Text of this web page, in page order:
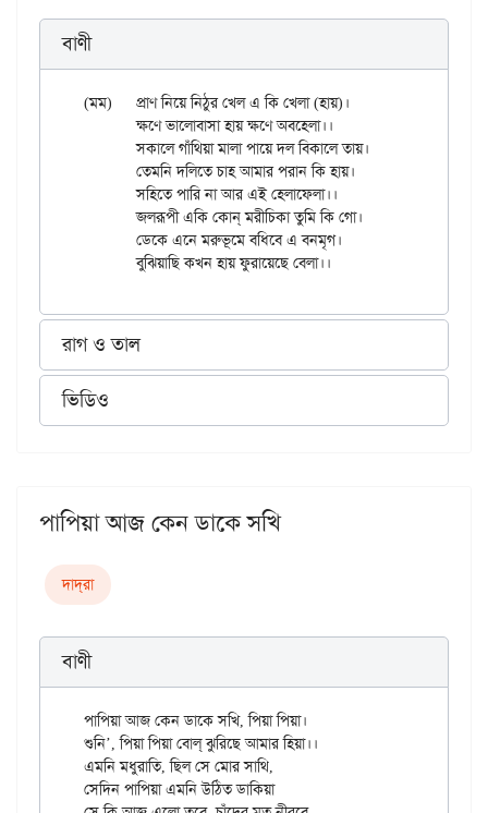
বাণী
(মম)	প্রাণ নিয়ে নিঠুর খেল এ কি খেলা (হায়)।
	ক্ষণে ভালোবাসা হায় ক্ষণে অবহেলা।।
	সকালে গাঁথিয়া মালা পায়ে দল বিকালে তায়।
	সহিতে পারি না আর এই হেলাফেলা।।
	জলরূপী একি কোন্ মরীচিকা তুমি কি গো।
রাগ ও তাল
ভিডিও
পাপিয়া আজ কেন ডাকে সখি
দাদ্‌রা
বাণী
পাপিয়া আজ কেন ডাকে সখি, পিয়া পিয়া।
শুনি’, পিয়া পিয়া বোল্‌ ঝুরিছে আমার হিয়া।।
এমনি মধুরাতি, ছিল সে মোর সাথি,
সেদিন পাপিয়া এমনি উঠিত ডাকিয়া